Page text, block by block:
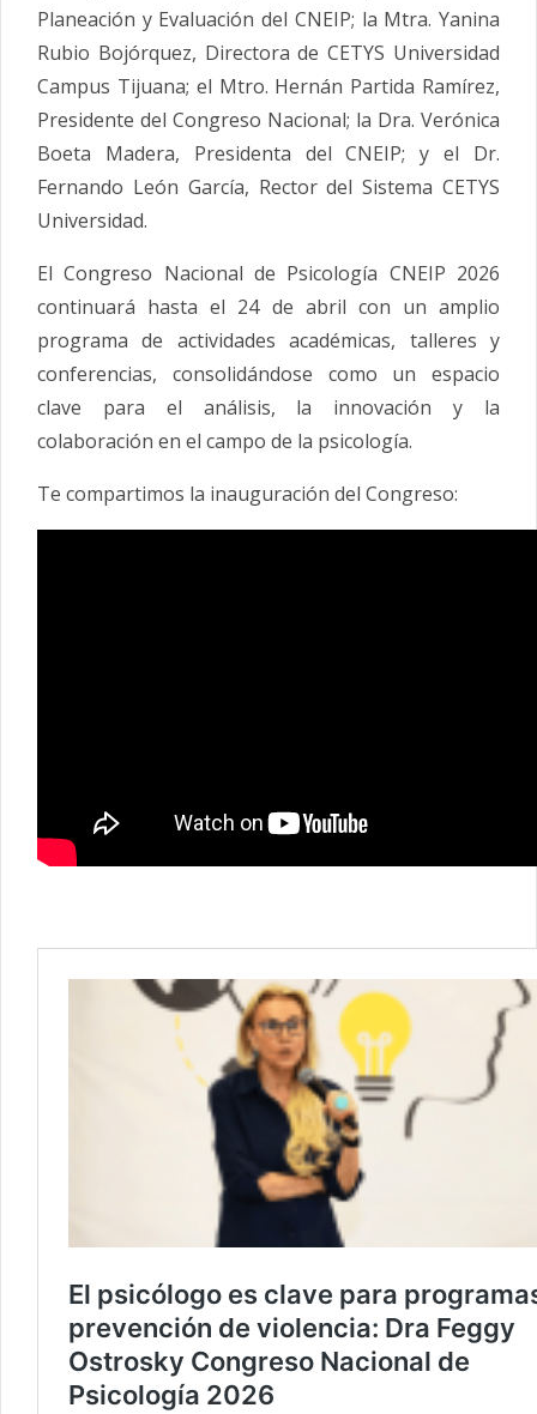
Planeación y Evaluación del CNEIP; la Mtra. Yanina
Rubio Bojórquez, Directora de CETYS Universidad
Campus Tijuana; el Mtro. Hernán Partida Ramírez,
Presidente del Congreso Nacional; la Dra. Verónica
Boeta Madera, Presidenta del CNEIP; y el Dr.
Fernando León García, Rector del Sistema CETYS
Universidad.
ElCongreso Nacional de Psicología CNEIP 2026
continuará hasta el 24 de abril con un amplio
programa de actividades académicas, talleres y
conferencias, consolidándose como un espacio
clave para el análisis, la innovación y la
colaboración en el campo de la psicología.
Te compartimos la inauguración del Congreso: